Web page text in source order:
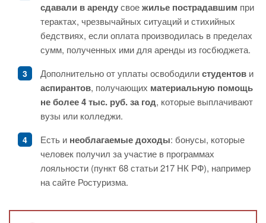
сдавали в арендусвоежилье пострадавшим при
терактах, чрезвычайных ситуаций и стихийных
бедствиях, если оплата производилась в пределах
сумм, полученных ими для аренды из госбюджета.
Дополнительно от уплаты освободилистудентов и
аспирантов, получающих материальную помощь
не более 4 тыс. руб. за год, которые выплачивают
вузы или колледжи.
Есть и необлагаемые доходы: бонусы, которые
человек получил за участие в программах
лояльности (пункт 68 статьи 217 НК РФ), например
на сайте Ростуризма.